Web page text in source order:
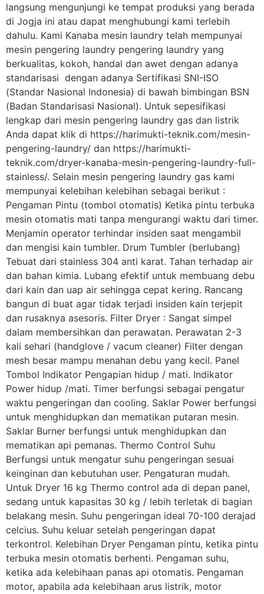
langsung mengunjungi ke tempat produksi yang berada
di Jogja ini atau dapat menghubungi kami terlebih
dahulu. Kami Kanaba mesin laundry telah mempunyai
mesin pengering laundry pengering laundry yang
berkualitas, kokoh, handal dan awet dengan adanya
standarisasi dengan adanya Sertifikasi SNI-ISO
(Standar Nasional Indonesia) di bawah bimbingan BSN
(Badan Standarisasi Nasional). Untuk sepesifikasi
lengkap dari mesin pengering laundry gas dan listrik
Anda dapat klik di https://harimukti-teknik.com/mesin-
pengering-laundry/ dan https://harimukti-
teknik.com/dryer-kanaba-mesin-pengering-laundry-full-
stainless/. Selain mesin pengering laundry gas kami
mempunyai kelebihan kelebihan sebagai berikut :
Pengaman Pintu (tombol otomatis) Ketika pintu terbuka
mesin otomatis mati tanpa mengurangi waktu dari timer.
Menjamin operator terhindar insiden saat mengambil
dan mengisi kain tumbler. Drum Tumbler (berlubang)
Tebuat dari stainless 304 anti karat. Tahan terhadap air
dan bahan kimia. Lubang efektif untuk membuang debu
dari kain dan uap air sehingga cepat kering. Rancang
bangun di buat agar tidak terjadi insiden kain terjepit
dan rusaknya asesoris. Filter Dryer : Sangat simpel
dalam membersihkan dan perawatan. Perawatan 2-3
kali sehari (handglove / vacum cleaner) Filter dengan
mesh besar mampu menahan debu yang kecil. Panel
Tombol Indikator Pengapian hidup / mati. Indikator
Power hidup /mati. Timer berfungsi sebagai pengatur
waktu pengeringan dan cooling. Saklar Power berfungsi
untuk menghidupkan dan mematikan putaran mesin.
Saklar Burner berfungsi untuk menghidupkan dan
mematikan api pemanas. Thermo Control Suhu
Berfungsi untuk mengatur suhu pengeringan sesuai
keinginan dan kebutuhan user. Pengaturan mudah.
Untuk Dryer 16 kg Thermo control ada di depan panel,
sedang untuk kapasitas 30 kg / lebih terletak di bagian
belakang mesin. Suhu pengeringan ideal 70-100 derajad
celcius. Suhu keluar setelah pengeringan dapat
terkontrol. Kelebihan Dryer Pengaman pintu, ketika pintu
terbuka mesin otomatis berhenti. Pengaman suhu,
ketika ada kelebihaan panas api otomatis. Pengaman
motor, apabila ada kelebihaan arus listrik, motor